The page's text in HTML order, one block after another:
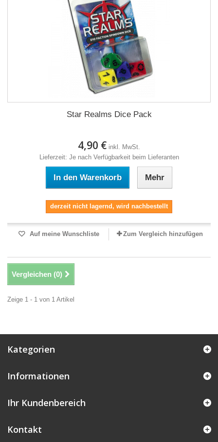
Star Realms Dice Pack
4,90 € inkl. MwSt.
Lieferzeit: Je nach Verfügbarkeit beim Lieferanten
In den Warenkorb Mehr
derzeit nicht lagernd, wird nachbestellt
Auf meine Wunschliste Zum Vergleich hinzufügen
Vergleichen (0)
Zeige 1 - 1 von 1 Artikel
Kategorien
Informationen
Ihr Kundenbereich
Kontakt